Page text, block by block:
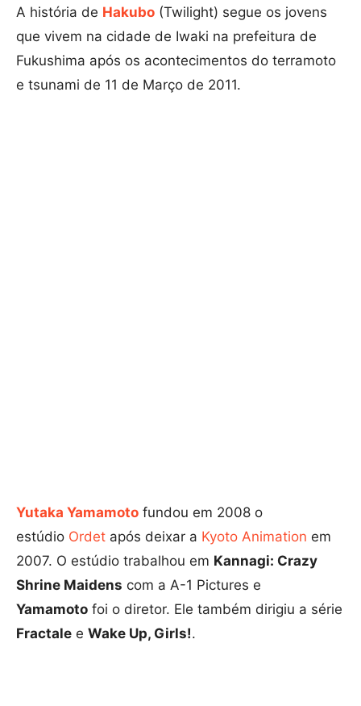
A história de Hakubo (Twilight) segue os jovens
que vivem na cidade de Iwaki na prefeitura de
Fukushima após os acontecimentos do terramoto
e tsunami de 11 de Março de 2011.
Yutaka Yamamoto fundou em 2008 o
estúdio Ordet após deixar a Kyoto Animation em
2007. O estúdio trabalhou em Kannagi: Crazy
Shrine Maidens com a A-1 Pictures e
Yamamoto foi o diretor. Ele também dirigiu a série
Fractale e Wake Up, Girls!.